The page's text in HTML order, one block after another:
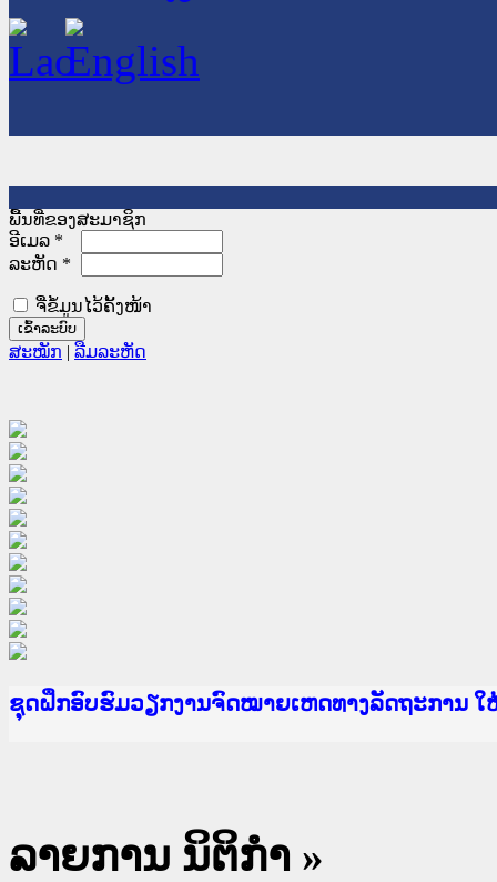
ພື້ນທີ່ຂອງສະມາຊິກ
ອີເມລ *
ລະຫັດ *
ຈື່ຂໍ້ມູນໄວ້ຄັ້ງໜ້າ
ສະໝັກ | ລືມລະຫັດ
Ministry of Justice Lao PDR
ເຜີຍແຜ່ວັບໄຊຈົດໝາຍເຫດທາງລັດຖະການ ແລະ ແອັ
ກະຊວງຍຸຕິທຳ
ຊຸດຝຶກອົບຮົມວຽກງານຈົດໝາຍເຫດທາງລັດຖະການ
ກອງປະຊຸມທົບທວນຄືນການຈັດຕັ້ງປະຕິບັດວຽກງານຈົ
ຝຶກອົບຮົມ ຜູ່ປະສານງານວຽກງານຈົດໝາຍເຫດທາງລັ
ຝຶກອົບຮົມ ຜູ່ປະສານງານວຽກງານຈົດໝາຍເຫດທາງລັ
ເຜີຍແຜ່ແອັບກົດໝາຍລາວ ແລະ ເວັບໄຊຈົດໝາຍເຫດ
ເຜີຍແຜ່ແອັບກົດໝາຍລາວ ແລະ ເວັບໄຊຈົດໝາຍເຫດ
ຍົກລະດັບວຽກງານຈົດໝາຍເຫດທາງລັດຖະການໃຫ້ຜູ້
ຊຸດຝຶກອົບຮົມວຽກງານຈົດໝາຍເຫດທາງລັດຖະການ ໃ
ລາຍການ ນິຕິກໍາ »